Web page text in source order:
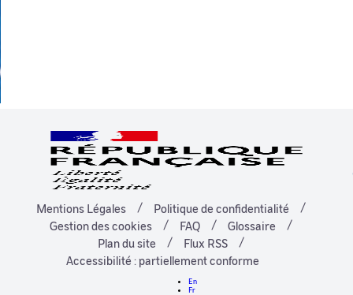
Mentions Légales
Politique de confidentialité
Gestion des cookies
FAQ
Glossaire
Plan du site
Flux RSS
Accessibilité : partiellement conforme
En
Fr